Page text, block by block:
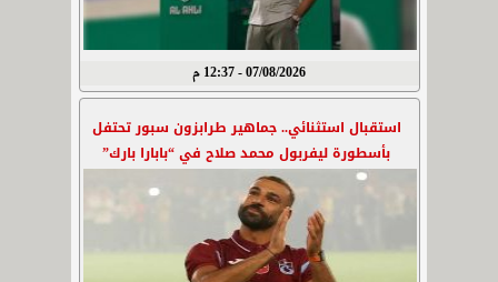
07/08/2026 - 12:37 م
استقبال استثنائي.. جماهير طرابزون سبور تحتفل
بأسطورة ليفربول محمد صلاح في “بابارا بارك”